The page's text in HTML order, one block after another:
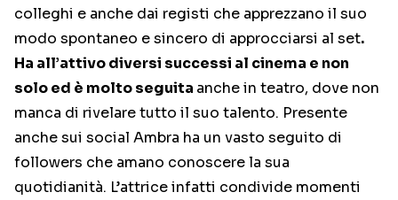
colleghi e anche dai registi che apprezzano il suo
modo spontaneo e sincero di approcciarsi al set.
Ha all’attivo diversi successi al cinema e non
solo ed è molto seguita anche in teatro, dove non
manca di rivelare tutto il suo talento. Presente
anche sui social Ambra ha un vasto seguito di
followers che amano conoscere la sua
quotidianità. L’attrice infatti condivide momenti